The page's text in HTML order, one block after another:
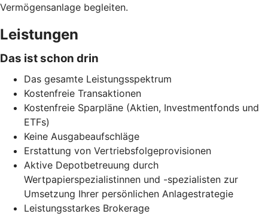
Vermögensanlage begleiten.
Leistungen
Das ist schon drin
Das gesamte Leistungsspektrum
Kostenfreie Transaktionen
Kostenfreie Sparpläne (Aktien, Investmentfonds und
ETFs)
Keine Ausgabeaufschläge
Erstattung von Vertriebsfolgeprovisionen
Aktive Depotbetreuung durch
Wertpapierspezialistinnen und -spezialisten zur
Umsetzung Ihrer persönlichen Anlagestrategie
Leistungsstarkes Brokerage